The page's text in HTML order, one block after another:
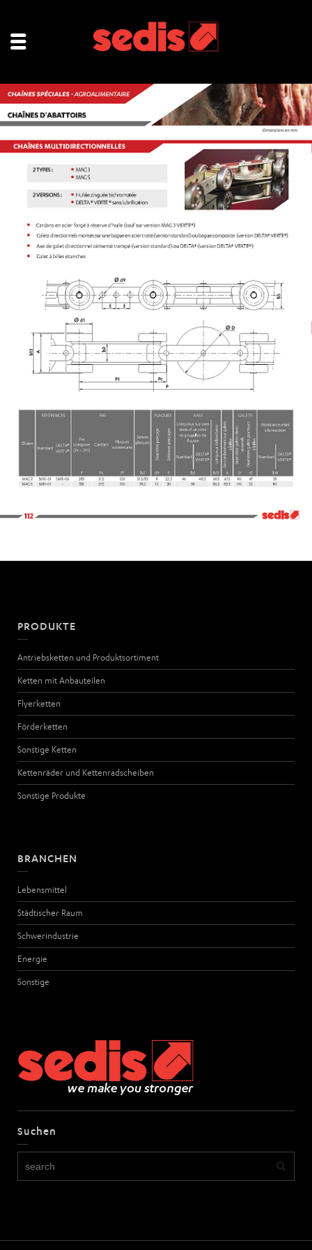
PRODUKTE
Antriebsketten und Produktsortiment
Ketten mit Anbauteilen
Flyerketten
Förderketten
Sonstige Ketten
Kettenräder und Kettenradscheiben
Sonstige Produkte
BRANCHEN
Lebensmittel
Städtischer Raum
Schwerindustrie
Energie
Sonstige
Suchen